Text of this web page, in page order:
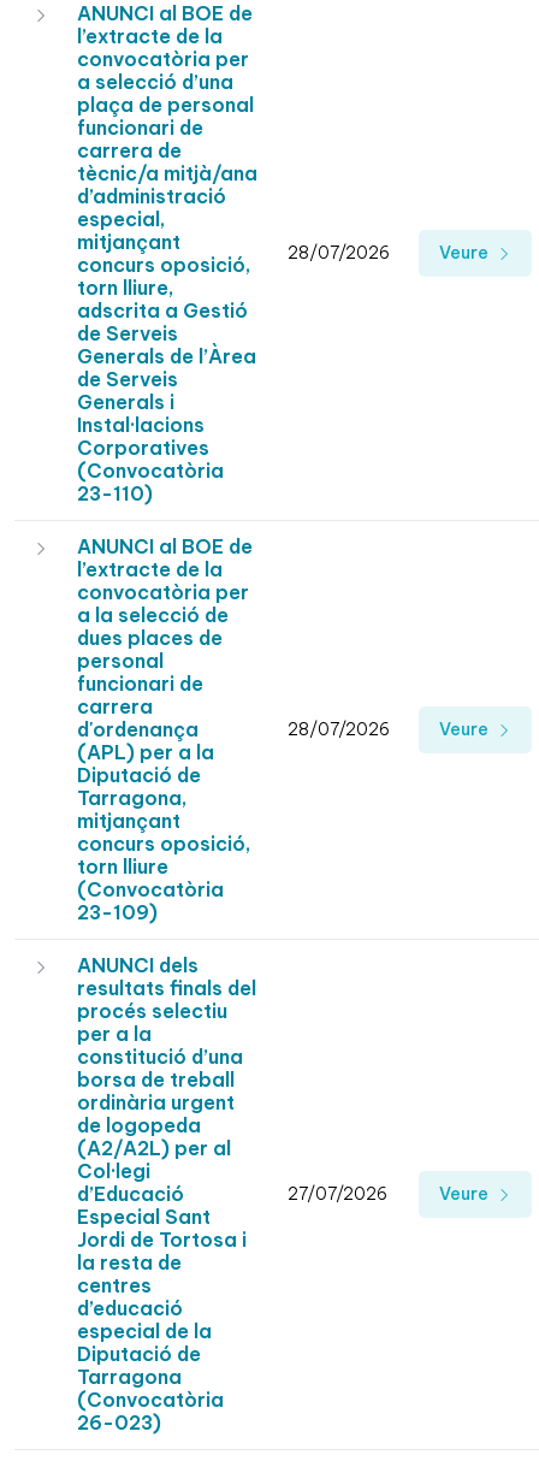
ANUNCI al BOE de
l’extracte de la
convocatòria per
a selecció d’una
plaça de personal
funcionari de
carrera de
tècnic/a mitjà/ana
d’administració
especial,
mitjançant
concurs oposició,
torn lliure,
adscrita a Gestió
de Serveis
Generals de l’Àrea
de Serveis
Generals i
Instal·lacions
Corporatives
(Convocatòria
23-110)
28/07/2026 Veure
ANUNCI al BOE de
l’extracte de la
convocatòria per
a la selecció de
dues places de
personal
funcionari de
carrera
d'ordenança
(APL) per a la
Diputació de
Tarragona,
mitjançant
concurs oposició,
torn lliure
(Convocatòria
23-109)
28/07/2026 Veure
ANUNCI dels
resultats finals del
procés selectiu
per a la
constitució d’una
borsa de treball
ordinària urgent
de logopeda
(A2/A2L) per al
Col·legi
d’Educació
Especial Sant
Jordi de Tortosa i
la resta de
centres
d’educació
especial de la
Diputació de
Tarragona
(Convocatòria
26-023)
27/07/2026 Veure